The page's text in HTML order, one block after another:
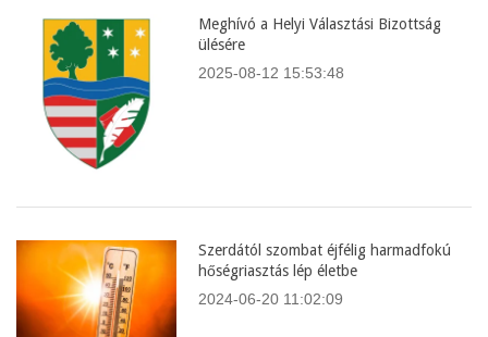
Meghívó a Helyi Választási Bizottság
ülésére
2025-08-12 15:53:48
Szerdától szombat éjfélig harmadfokú
hőségriasztás lép életbe
2024-06-20 11:02:09